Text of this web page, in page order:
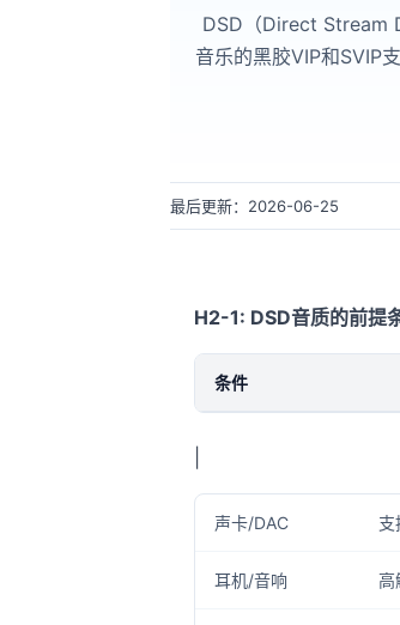
DSD（Direct Stream
音乐的黑胶VIP和SVIP
最后更新：2026-06-25
H2-1: DSD音质的前提
条件
声卡/DAC
耳机/音响 高